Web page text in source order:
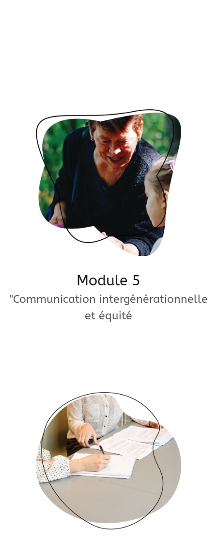
Module 5
"Communication intergénérationnelle
et équité